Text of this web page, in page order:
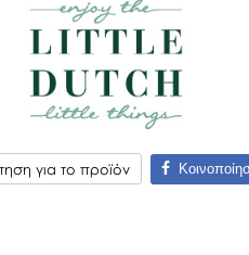
για το προϊόν